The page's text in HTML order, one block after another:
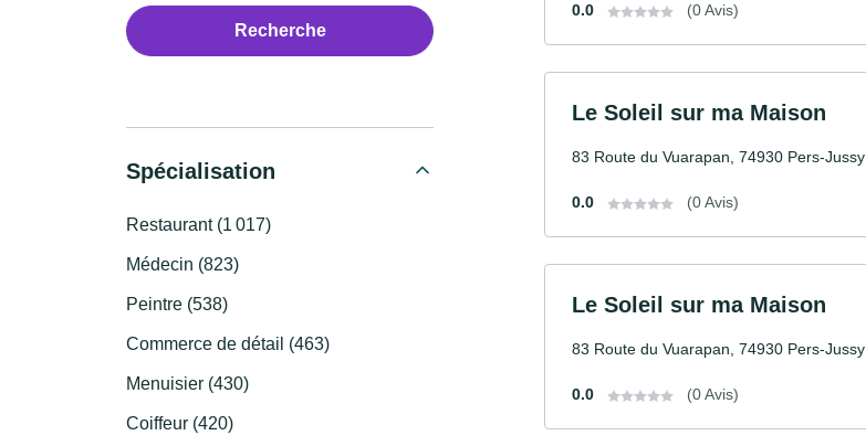
Recherche
Spécialisation
Restaurant (1 017)
Médecin (823)
Peintre (538)
Commerce de détail (463)
Menuisier (430)
Coiffeur (420)
0.0 (0 Avis)
Le Soleil sur ma Maison
83 Route du Vuarapan, 74930 Pers-Jussy
0.0 (0 Avis)
Le Soleil sur ma Maison
83 Route du Vuarapan, 74930 Pers-Jussy
0.0 (0 Avis)